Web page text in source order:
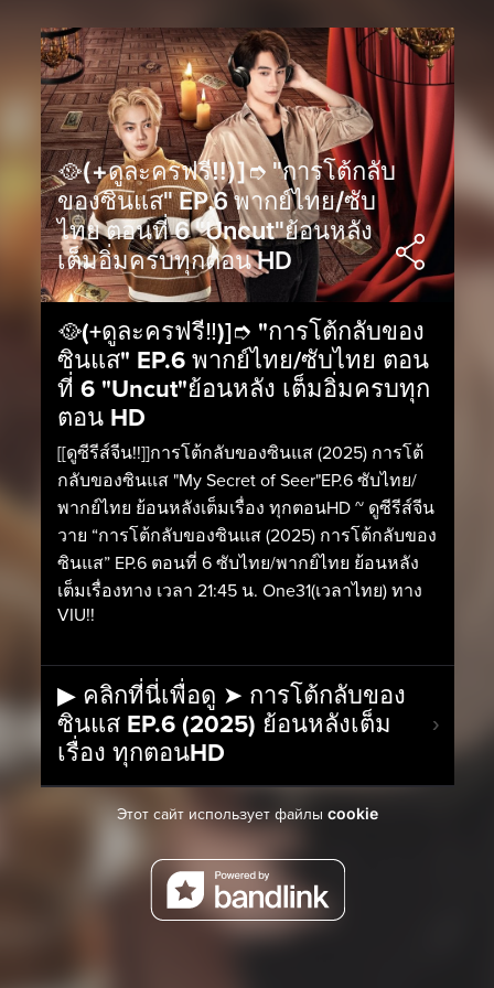
🥘(+ดูละครฟรี‼️)]➮ "การโต้กลับ
ของซินแส" EP.6 พากย์ไทย/ซับ
ไทย ตอนที่ 6 "Uncut"ย้อนหลัง
เต็มอิ่มครบทุกตอน HD
🥘(+ดูละครฟรี‼️)]➮ "การโต้กลับของ
ซินแส" EP.6 พากย์ไทย/ซับไทย ตอน
ที่ 6 "Uncut"ย้อนหลัง เต็มอิ่มครบทุก
ตอน HD
[[ดูซีรีส์จีน!!]]การโต้กลับของซินแส (2025) การโต้
กลับของซินแส "My Secret of Seer"EP.6 ซับไทย/
พากย์ไทย ย้อนหลังเต็มเรื่อง ทุกตอนHD ~ ดูซีรีส์จีน
วาย “การโต้กลับของซินแส (2025) การโต้กลับของ
ซินแส” EP.6 ตอนที่ 6 ซับไทย/พากย์ไทย ย้อนหลัง
เต็มเรื่องทาง เวลา 21:45 น. One31(เวลาไทย) ทาง
VIU!!
▶ คลิกที่นี่เพื่อดู ➤ การโต้กลับของ
ซินแส EP.6 (2025) ย้อนหลังเต็ม
เรื่อง ทุกตอนHD
Этот сайт использует файлы cookie